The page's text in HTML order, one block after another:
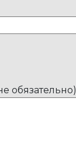
обязательно)